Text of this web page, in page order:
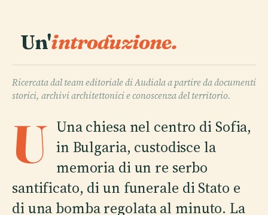
Un'introduzione.
Ricercata dal team editoriale di Audiala a partire da documenti
storici, archivi architettonici e conoscenza del territorio.
U Una chiesa nel centro di Sofia,
in Bulgaria, custodisce la
memoria di un re serbo
santificato, di un funerale di Stato e
di una bomba regolata al minuto. La